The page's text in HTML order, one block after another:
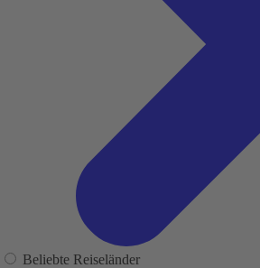
Beliebte Reiseländer